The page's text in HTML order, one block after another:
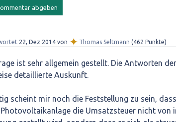
22, Dez 2014 von ✦ Thomas Seltmann (462 Punkte)
ist sehr allgemein gestellt. Die Antworten
detaillierte Auskunft.
scheint mir noch die Feststellung zu sein,
die Umsatzsteuer nicht von